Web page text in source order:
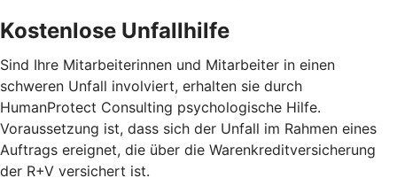
Kostenlose Unfallhilfe
Sind Ihre Mitarbeiterinnen und Mitarbeiter in einen
schweren Unfall involviert, erhalten sie durch
HumanProtect Consulting psychologische Hilfe.
Voraussetzung ist, dass sich der Unfall im Rahmen eines
Auftrags ereignet, die über die Warenkreditversicherung
der R+V versichert ist.